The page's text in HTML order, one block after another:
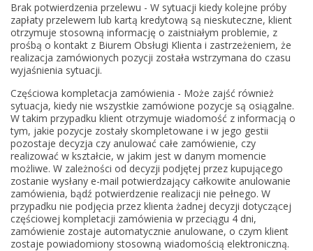
Brak potwierdzenia przelewu - W sytuacji kiedy kolejne próby
zapłaty przelewem lub kartą kredytową są nieskuteczne, klient
otrzymuje stosowną informację o zaistniałym problemie, z
prośbą o kontakt z Biurem Obsługi Klienta i zastrzeżeniem, że
realizacja zamówionych pozycji została wstrzymana do czasu
wyjaśnienia sytuacji.
Częściowa kompletacja zamówienia - Może zajść również
sytuacja, kiedy nie wszystkie zamówione pozycje są osiągalne.
W takim przypadku klient otrzymuje wiadomość z informacją o
tym, jakie pozycje zostały skompletowane i w jego gestii
pozostaje decyzja czy anulować całe zamówienie, czy
realizować w kształcie, w jakim jest w danym momencie
możliwe. W zależności od decyzji podjętej przez kupującego
zostanie wysłany e-mail potwierdzający całkowite anulowanie
zamówienia, bądź potwierdzenie realizacji nie pełnego. W
przypadku nie podjęcia przez klienta żadnej decyzji dotyczącej
częściowej kompletacji zamówienia w przeciągu 4 dni,
zamówienie zostaje automatycznie anulowane, o czym klient
zostaje powiadomiony stosowną wiadomością elektroniczną.